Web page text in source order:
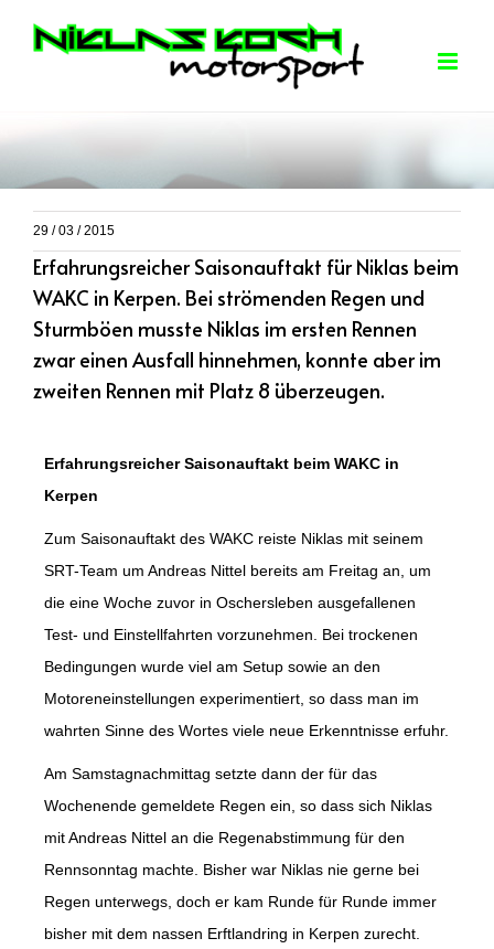
29 / 03 / 2015
Erfahrungsreicher Saisonauftakt für Niklas beim
WAKC in Kerpen. Bei strömenden Regen und
Sturmböen musste Niklas im ersten Rennen
zwar einen Ausfall hinnehmen, konnte aber im
zweiten Rennen mit Platz 8 überzeugen.
Erfahrungsreicher Saisonauftakt beim WAKC in
Kerpen
Zum Saisonauftakt des WAKC reiste Niklas mit seinem
SRT-Team um Andreas Nittel bereits am Freitag an, um
die eine Woche zuvor in Oschersleben ausgefallenen
Test- und Einstellfahrten vorzunehmen. Bei trockenen
Bedingungen wurde viel am Setup sowie an den
Motoreneinstellungen experimentiert, so dass man im
wahrten Sinne des Wortes viele neue Erkenntnisse erfuhr.
Am Samstagnachmittag setzte dann der für das
Wochenende gemeldete Regen ein, so dass sich Niklas
mit Andreas Nittel an die Regenabstimmung für den
Rennsonntag machte. Bisher war Niklas nie gerne bei
Regen unterwegs, doch er kam Runde für Runde immer
bisher mit dem nassen Erftlandring in Kerpen zurecht.